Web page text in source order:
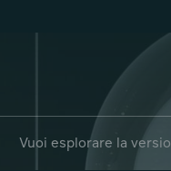
Vuoi esplorare la